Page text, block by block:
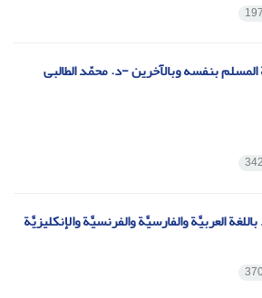
بنفسه وبالآخرین -د. محمّد الطالبی
العربیَّة والفارسیَّة والفرنسیَّة والإنکلیزیَّة